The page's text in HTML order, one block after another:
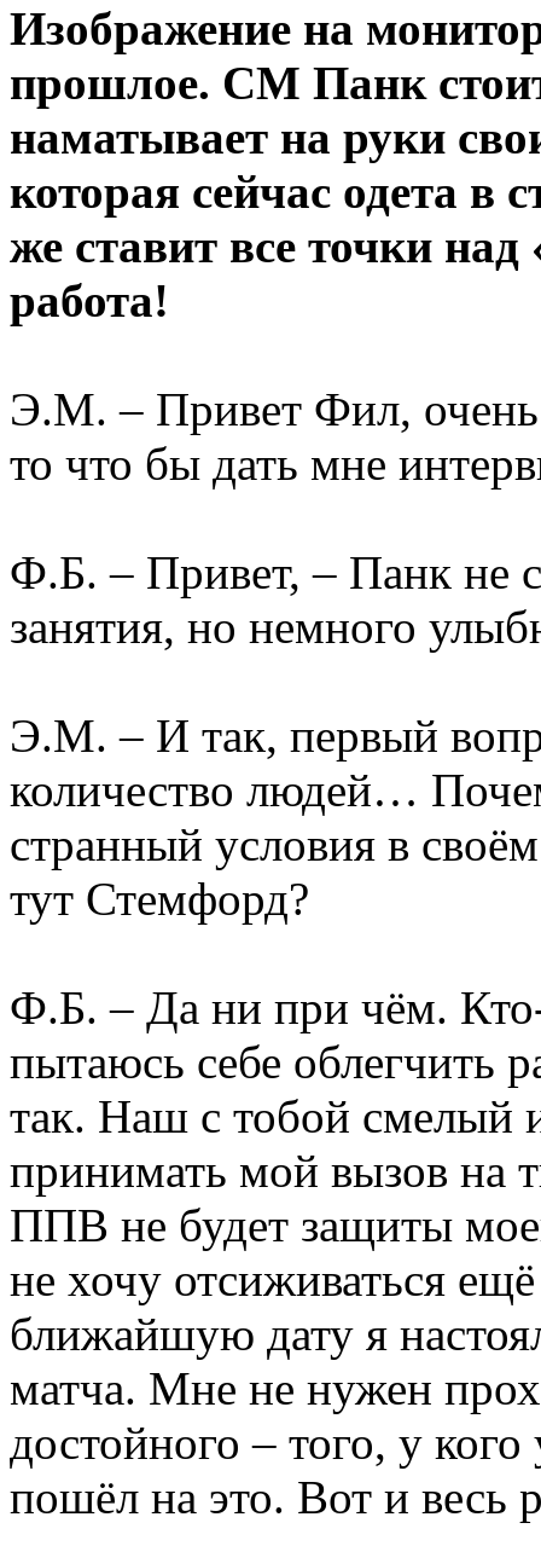
Изображение на
прошлое. СМ Панк
наматывает на руки
которая сейчас одета в
же ставит все точки
работа!
Э.М. – Привет Фил,
то что бы дать мне
Ф.Б. – Привет, – Панк не
занятия, но немного
Э.М. – И так, первый
количество людей…
странный условия в
тут Стемфорд?
Ф.Б. – Да ни при чём.
пытаюсь себе облегчить
так. Наш с тобой смелый
принимать мой вызов на
ППВ не будет защиты
не хочу отсиживаться
ближайшую дату я
матча. Мне не нужен
достойного – того, у
пошёл на это. Вот и весь